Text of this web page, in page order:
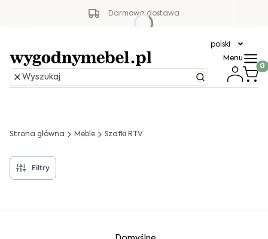
Darmowa dostawa
polski
Menu
Strona główna Meble Szafki RTV
Filtry